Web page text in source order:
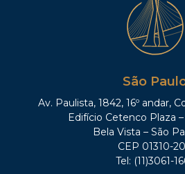
São
Av. Paulista, 1842, 16º andar,
Edifício Cetenco Plaza
Bela Vista – São
CEP 01310-
Tel: (11)3061-